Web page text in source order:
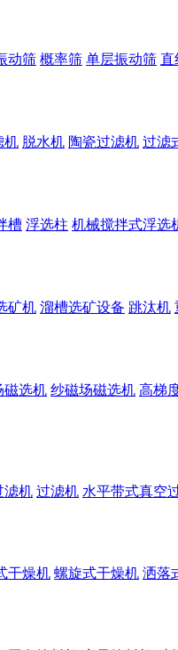
动筛 概率筛 单层振动筛 直
机 脱水机 陶瓷过滤机 过滤
槽 浮选柱 机械搅拌式浮选
矿机 溜槽选矿设备 跳汰机
磁选机 纱磁场磁选机 高梯
滤机 过滤机 水平带式真空
干燥机 螺旋式干燥机 洒落